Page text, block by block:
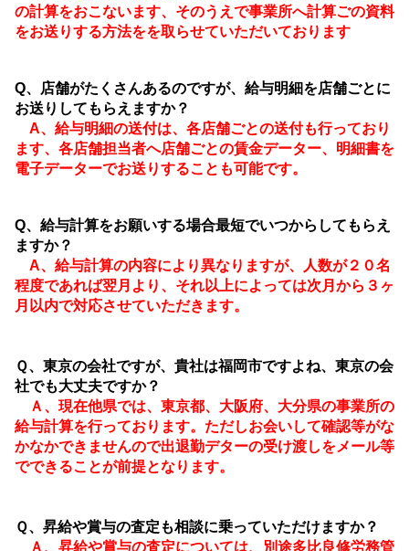
の計算をおこないます、そのうえで事業所へ計算ごの資料
をお送りする方法をを取らせていただいております
Q、店舗がたくさんあるのですが、給与明細を店舗ごとに
お送りしてもらえますか？
A、給与明細の送付は、各店舗ごとの送付も行っており
ます、各店舗担当者へ店舗ごとの賃金データー、明細書を
電子データーでお送りすることも可能です。
Q、給与計算をお願いする場合最短でいつからしてもらえ
ますか？
A、給与計算の内容により異なりますが、人数が２０名
程度であれば翌月より、それ以上によっては次月から３ヶ
月以内で対応させていただきます。
Ｑ、東京の会社ですが、貴社は福岡市ですよね、東京の会
社でも大丈夫ですか？
Ａ、現在他県では、東京都、大阪府、大分県の事業所の
給与計算を行っております。ただしお会いして確認等がな
かなかできませんので出退勤デターの受け渡しをメール等
でできることが前提となります。
Ｑ、昇給や賞与の査定も相談に乗っていただけますか？
Ａ、昇給や賞与の査定については、別途多比良修労務管